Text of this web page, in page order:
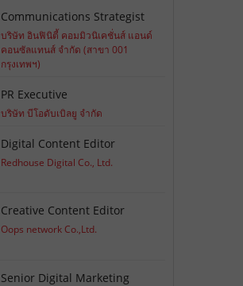
Communications Strategist
บริษัท อินฟินิตี้ คอมมิวนิเคชั่นส์ แอนด์
คอนซัลแทนส์ จำกัด (สาขา 001
กรุงเทพฯ)
PR Executive
บริษัท บีโอดับเบิลยู จำกัด
Digital Content Editor
Redhouse Digital Co., Ltd.
Creative Content Editor
Oops network Co.,Ltd.
Senior Digital Marketing